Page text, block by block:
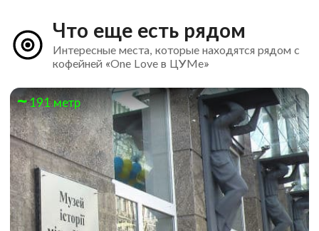
Что еще есть рядом
Интересные места, которые находятся рядом с
кофейней «One Love в ЦУМе»
191 метр